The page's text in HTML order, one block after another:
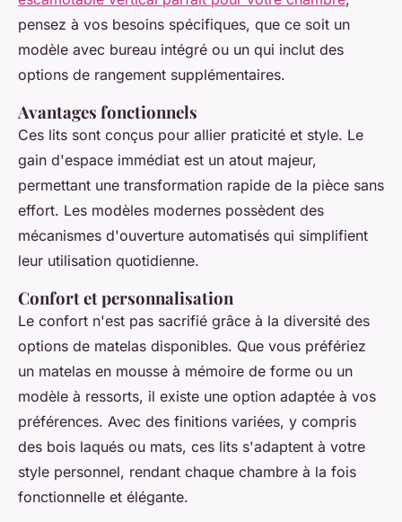
pensez à vos besoins spécifiques, que ce soit un
modèle avec bureau intégré ou un qui inclut des
options de rangement supplémentaires.
Avantages fonctionnels
Ces lits sont conçus pour allier praticité et style. Le
gain d'espace immédiat est un atout majeur,
permettant une transformation rapide de la pièce sans
effort. Les modèles modernes possèdent des
mécanismes d'ouverture automatisés qui simplifient
leur utilisation quotidienne.
Confort et personnalisation
Le confort n'est pas sacrifié grâce à la diversité des
options de matelas disponibles. Que vous préfériez
un matelas en mousse à mémoire de forme ou un
modèle à ressorts, il existe une option adaptée à vos
préférences. Avec des finitions variées, y compris
des bois laqués ou mats, ces lits s'adaptent à votre
style personnel, rendant chaque chambre à la fois
fonctionnelle et élégante.